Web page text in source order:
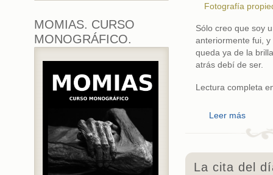
MOMIAS. CURSO
MONOGRÁFICO.
Fotografía
Sólo creo que soy
anteriormente fui,
queda ya de la
atrás debí de ser.
Lectura completa
Leer más
La cita del